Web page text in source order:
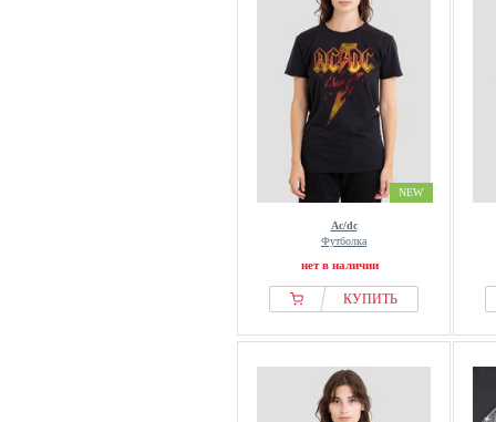
NEW
Ac/dc
Футболка
нет в наличии
КУПИТЬ